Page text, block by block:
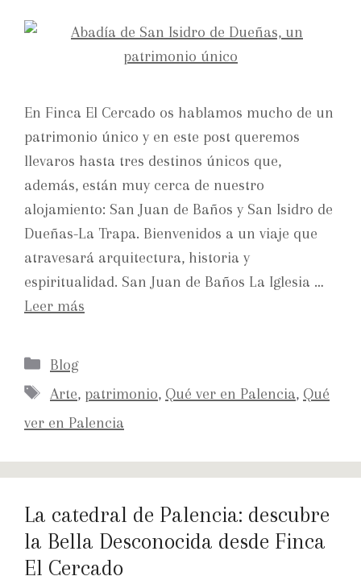
En Finca El Cercado os hablamos mucho de un
patrimonio único y en este post queremos
llevaros hasta tres destinos únicos que,
además, están muy cerca de nuestro
alojamiento: San Juan de Baños y San Isidro de
Dueñas-La Trapa. Bienvenidos a un viaje que
atravesará arquitectura, historia y
espiritualidad. San Juan de Baños La Iglesia …
Leer más
Blog
Arte, patrimonio, Qué ver en Palencia, Qué
ver en Palencia
La catedral de Palencia: descubre
la Bella Desconocida desde Finca
El Cercado